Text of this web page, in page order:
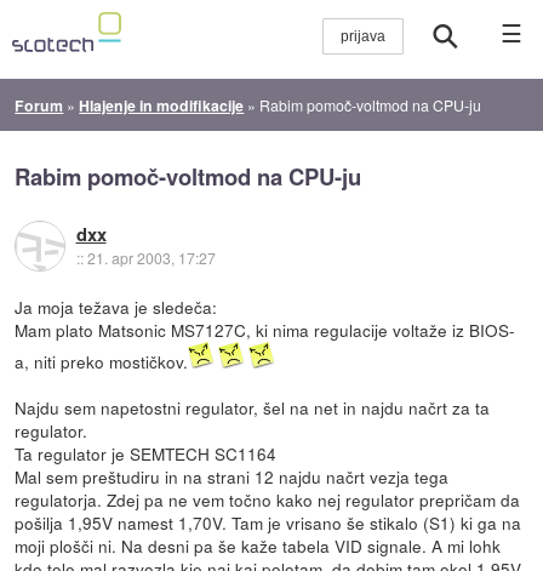
☰
Forum » Hlajenje in modifikacije » Rabim pomoč-voltmod na CPU-ju
Rabim pomoč-voltmod na CPU-ju
dxx
::21. apr 2003, 17:27
Ja moja težava je sledeča:
Mam plato Matsonic MS7127C, ki nima regulacije voltaže iz BIOS-
a, niti preko mostičkov.
Najdu sem napetostni regulator, šel na net in najdu načrt za ta
regulator.
Ta regulator je SEMTECH SC1164
Mal sem preštudiru in na strani 12 najdu načrt vezja tega
regulatorja. Zdej pa ne vem točno kako nej regulator prepričam da
pošilja 1,95V namest 1,70V. Tam je vrisano še stikalo (S1) ki ga na
moji plošči ni. Na desni pa še kaže tabela VID signale. A mi lohk